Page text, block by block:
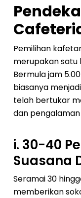
Pemilihan
merupakan satu
Bermula jam
biasanya
telah bertukar
dan
i. 30-40
Suasana
Seramai 30
memberikan